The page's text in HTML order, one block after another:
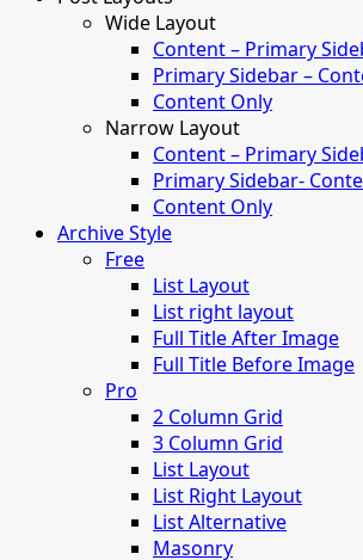
Wide Layout
Content – Primary
Primary Sidebar –
Content Only
Narrow Layout
Content – Primary
Primary Sidebar-
Content Only
Archive Style
Free
List Layout
List right layout
Full Title After Image
Full Title Before Image
Pro
2 Column Grid
3 Column Grid
List Layout
List Right Layout
List Alternative
Masonry